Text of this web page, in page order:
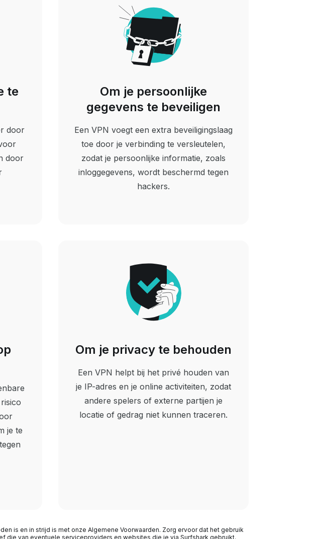
te
door
door
Om je persoonlijke
gegevens te beveiligen
Een VPN voegt een extra beveiligingslaag
toe door je verbinding te versleutelen,
zodat je persoonlijke informatie, zoals
inloggegevens, wordt beschermd tegen
hackers.
je te
Om je privacy te behouden
Een VPN helpt bij het privé houden van
je IP-adres en je online activiteiten, zodat
andere spelers of externe partijen je
locatie of gedrag niet kunnen traceren.
is en in strijd is met onze Algemene Voorwaarden. Zorg ervoor dat het gebruik
van eventuele serviceproviders en websites die je via Surfshark gebruikt.